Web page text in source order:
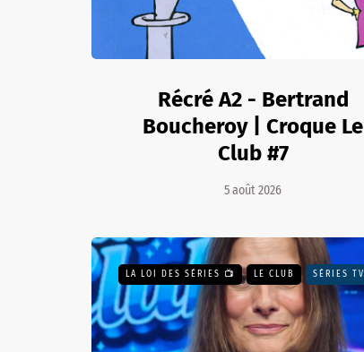
Récré A2 - Bertrand
Boucheroy | Croque Le
Club #7
5 août 2026
LA LOI DES SÉRIES 📺 LE CLUB SÉRIES TV